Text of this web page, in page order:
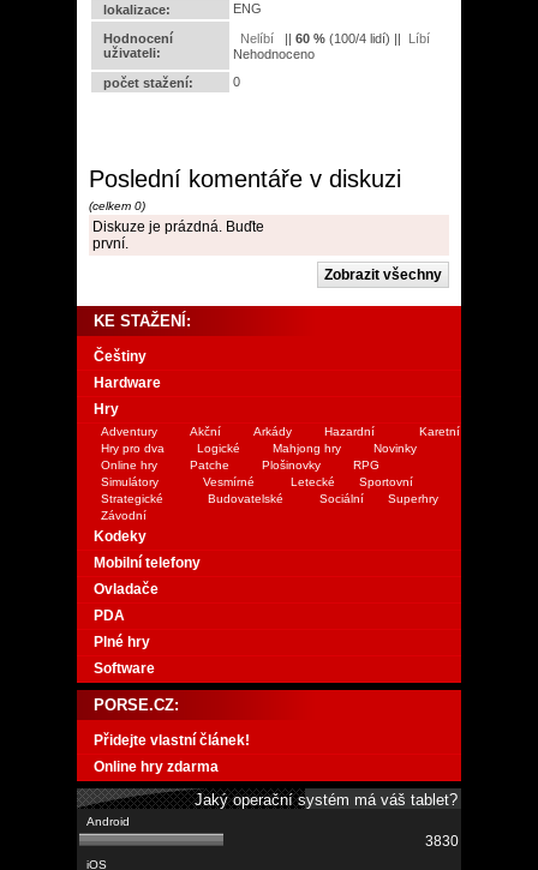
lokalizace:
ENG
Hodnocení
uživateli:
|| 60 % (100/4 lidí) ||
Nehodnoceno
počet stažení:
0
Poslední komentáře v diskuzi
(celkem 0)
Diskuze je prázdná. Buďte
první.
KE STAŽENÍ:
Češtiny
Hardware
Hry
Adventury Akční Arkády Hazardní
Karetní
Hry pro dva
Logické Mahjong hry
Novinky
Online hry
Patche Plošinovky
RPG
Simulátory
Vesmírné Letecké
Sportovní
Strategické
Budovatelské Sociální
Superhry
Závodní
Kodeky
Mobilní telefony
Ovladače
PDA
Plné hry
Software
PORSE.CZ:
Přidejte vlastní článek!
Online hry zdarma
Jaký operační systém má váš tablet?
3830